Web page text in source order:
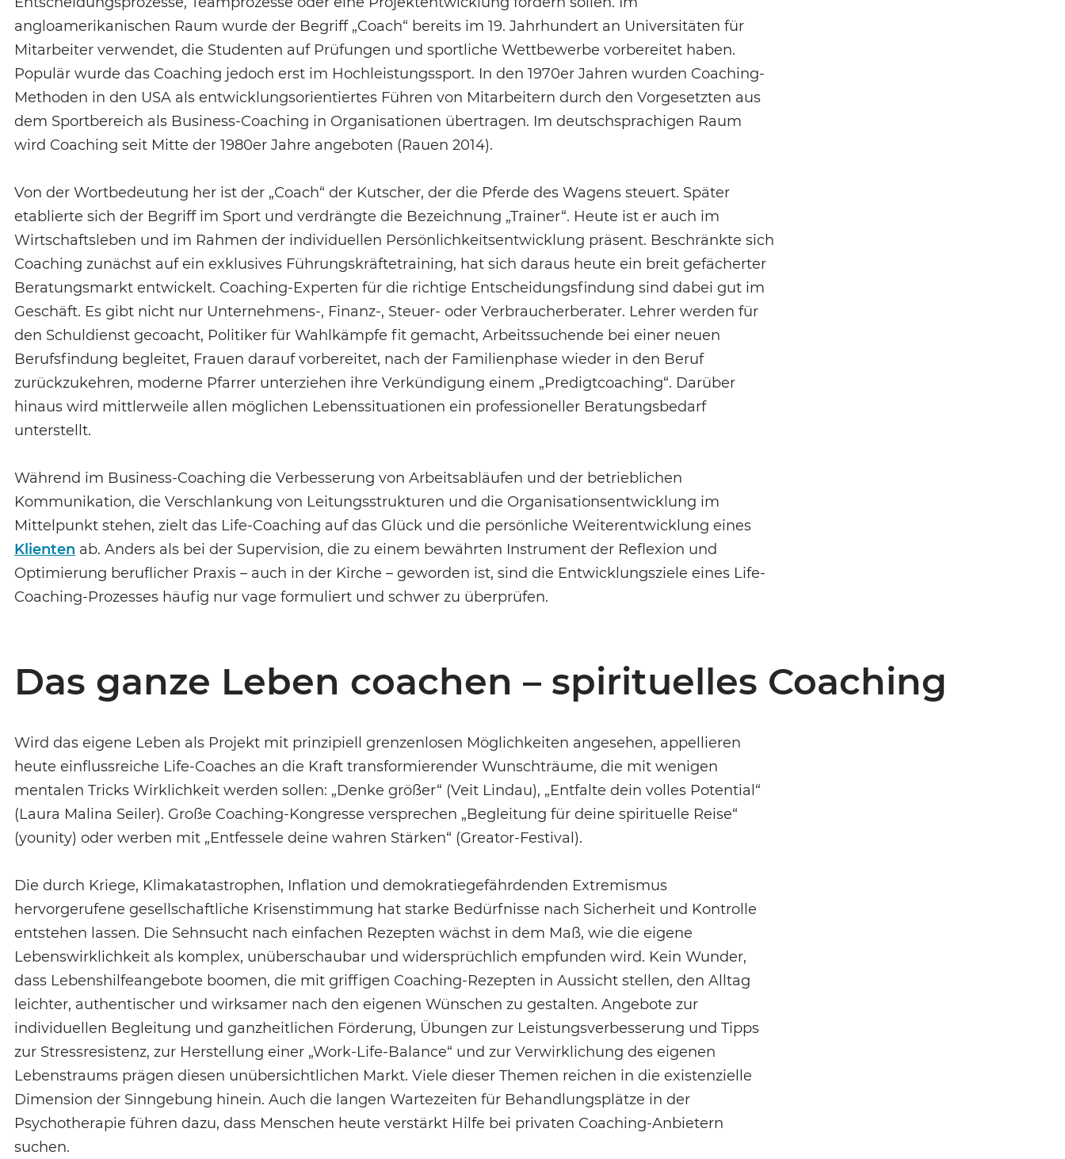
angloamerikanischen Raum wurde der Begriff „Coach“ bereits im 19. Jahrhundert an Universitäten für
Mitarbeiter verwendet, die Studenten auf Prüfungen und sportliche Wettbewerbe vorbereitet haben.
Populär wurde das Coaching jedoch erst im Hochleistungssport. In den 1970er Jahren wurden Coaching-
Methoden in den USA als entwicklungsorientiertes Führen von Mitarbeitern durch den Vorgesetzten aus
dem Sportbereich als Business-Coaching in Organisationen übertragen. Im deutschsprachigen Raum
wird Coaching seit Mitte der 1980er Jahre angeboten (Rauen 2014).
Von der Wortbedeutung her ist der „Coach“ der Kutscher, der die Pferde des Wagens steuert. Später
etablierte sich der Begriff im Sport und verdrängte die Bezeichnung „Trainer“. Heute ist er auch im
Wirtschaftsleben und im Rahmen der individuellen Persönlichkeitsentwicklung präsent. Beschränkte sich
Coaching zunächst auf ein exklusives Führungskräftetraining, hat sich daraus heute ein breit gefächerter
Beratungsmarkt entwickelt. Coaching-Experten für die richtige Entscheidungsfindung sind dabei gut im
Geschäft. Es gibt nicht nur Unternehmens-, Finanz-, Steuer- oder Verbraucherberater. Lehrer werden für
den Schuldienst gecoacht, Politiker für Wahlkämpfe fit gemacht, Arbeitssuchende bei einer neuen
Berufsfindung begleitet, Frauen darauf vorbereitet, nach der Familienphase wieder in den Beruf
zurückzukehren, moderne Pfarrer unterziehen ihre Verkündigung einem „Predigtcoaching“. Darüber
hinaus wird mittlerweile allen möglichen Lebenssituationen ein professioneller Beratungsbedarf
unterstellt.
Während im Business-Coaching die Verbesserung von Arbeitsabläufen und der betrieblichen
Kommunikation, die Verschlankung von Leitungsstrukturen und die Organisationsentwicklung im
Mittelpunkt stehen, zielt das Life-Coaching auf das Glück und die persönliche Weiterentwicklung eines
Klienten ab. Anders als bei der Supervision, die zu einem bewährten Instrument der Reflexion und
Optimierung beruflicher Praxis – auch in der Kirche – geworden ist, sind die Entwicklungsziele eines Life-
Coaching-Prozesses häufig nur vage formuliert und schwer zu überprüfen.
Das ganze Leben coachen – spirituelles Coaching
Wird das eigene Leben als Projekt mit prinzipiell grenzenlosen Möglichkeiten angesehen, appellieren
heute einflussreiche Life-Coaches an die Kraft transformierender Wunschträume, die mit wenigen
mentalen Tricks Wirklichkeit werden sollen: „Denke größer“ (Veit Lindau), „Entfalte dein volles Potential“
(Laura Malina Seiler). Große Coaching-Kongresse versprechen „Begleitung für deine spirituelle Reise“
(younity) oder werben mit „Entfessele deine wahren Stärken“ (Greator-Festival).
Die durch Kriege, Klimakatastrophen, Inflation und demokratiegefährdenden Extremismus
hervorgerufene gesellschaftliche Krisenstimmung hat starke Bedürfnisse nach Sicherheit und Kontrolle
entstehen lassen. Die Sehnsucht nach einfachen Rezepten wächst in dem Maß, wie die eigene
Lebenswirklichkeit als komplex, unüberschaubar und widersprüchlich empfunden wird. Kein Wunder,
dass Lebenshilfeangebote boomen, die mit griffigen Coaching-Rezepten in Aussicht stellen, den Alltag
leichter, authentischer und wirksamer nach den eigenen Wünschen zu gestalten. Angebote zur
individuellen Begleitung und ganzheitlichen Förderung, Übungen zur Leistungsverbesserung und Tipps
zur Stressresistenz, zur Herstellung einer „Work-Life-Balance“ und zur Verwirklichung des eigenen
Lebenstraums prägen diesen unübersichtlichen Markt. Viele dieser Themen reichen in die existenzielle
Dimension der Sinngebung hinein. Auch die langen Wartezeiten für Behandlungsplätze in der
Psychotherapie führen dazu, dass Menschen heute verstärkt Hilfe bei privaten Coaching-Anbietern
suchen.